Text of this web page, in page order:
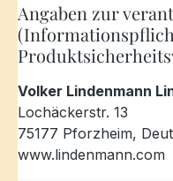
Angaben zur
Volker Lindenmann
Lochäckerstr. 13
75177 Pforzheim,
www.lindenmann.com